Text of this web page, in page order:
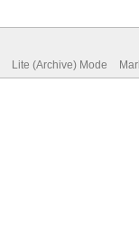
Lite (Archive) Mode